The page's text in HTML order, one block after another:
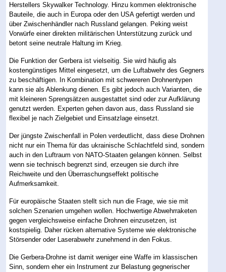
Herstellers Skywalker Technology. Hinzu kommen elektronische
Bauteile, die auch in Europa oder den USA gefertigt werden und
über Zwischenhändler nach Russland gelangen. Peking weist
Vorwürfe einer direkten militärischen Unterstützung zurück und
betont seine neutrale Haltung im Krieg.
Die Funktion der Gerbera ist vielseitig. Sie wird häufig als
kostengünstiges Mittel eingesetzt, um die Luftabwehr des Gegners
zu beschäftigen. In Kombination mit schwereren Drohnentypen
kann sie als Ablenkung dienen. Es gibt jedoch auch Varianten, die
mit kleineren Sprengsätzen ausgestattet sind oder zur Aufklärung
genutzt werden. Experten gehen davon aus, dass Russland sie
flexibel je nach Zielgebiet und Einsatzlage einsetzt.
Der jüngste Zwischenfall in Polen verdeutlicht, dass diese Drohnen
nicht nur ein Thema für das ukrainische Schlachtfeld sind, sondern
auch in den Luftraum von NATO-Staaten gelangen können. Selbst
wenn sie technisch begrenzt sind, erzeugen sie durch ihre
Reichweite und den Überraschungseffekt politische
Aufmerksamkeit.
Für europäische Staaten stellt sich nun die Frage, wie sie mit
solchen Szenarien umgehen wollen. Hochwertige Abwehrraketen
gegen vergleichsweise einfache Drohnen einzusetzen, ist
kostspielig. Daher rücken alternative Systeme wie elektronische
Störsender oder Laserabwehr zunehmend in den Fokus.
Die Gerbera-Drohne ist damit weniger eine Waffe im klassischen
Sinn, sondern eher ein Instrument zur Belastung gegnerischer